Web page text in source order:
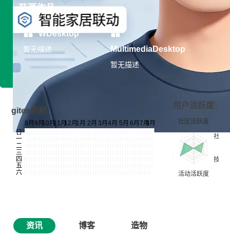
开源作品
WDesktop
暂无描述 MultimediaDesktop
暂无描述
gitee贡献
用户活跃度
资讯 博客
造物